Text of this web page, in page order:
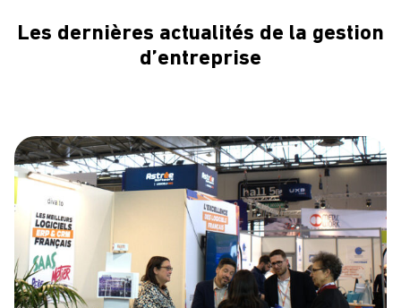
Les dernières actualités de la gestion
d’entreprise